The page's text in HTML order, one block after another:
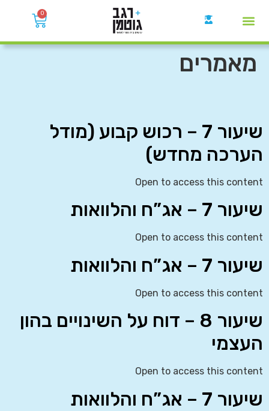
0
מאמרים
שיעור 7 – רכוש קבוע (מודל
הערכה מחדש)
Open to access this content
שיעור 7 – אג”ח והלוואות
Open to access this content
שיעור 7 – אג”ח והלוואות
Open to access this content
שיעור 8 – דוח על השינויים בהון
העצמי
Open to access this content
שיעור 7 – אג”ח והלוואות